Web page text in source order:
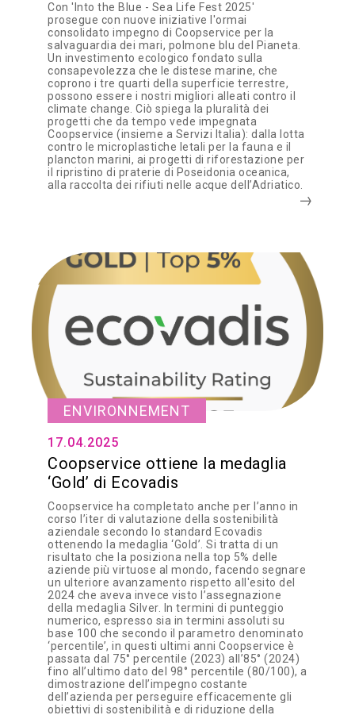
Con 'Into the Blue - Sea Life Fest 2025'
prosegue con nuove iniziative l'ormai
consolidato impegno di Coopservice per la
salvaguardia dei mari, polmone blu del Pianeta.
Un investimento ecologico fondato sulla
consapevolezza che le distese marine, che
coprono i tre quarti della superficie terrestre,
possono essere i nostri migliori alleati contro il
climate change. Ciò spiega la pluralità dei
progetti che da tempo vede impegnata
Coopservice (insieme a Servizi Italia): dalla lotta
contro le microplastiche letali per la fauna e il
plancton marini, ai progetti di riforestazione per
il ripristino di praterie di Poseidonia oceanica,
alla raccolta dei rifiuti nelle acque dell’Adriatico.
ENVIRONNEMENT
17.04.2025
Coopservice ottiene la medaglia
‘Gold’ di Ecovadis
Coopservice ha completato anche per l’anno in
corso l’iter di valutazione della sostenibilità
aziendale secondo lo standard Ecovadis
ottenendo la medaglia ‘Gold’. Si tratta di un
risultato che la posiziona nella top 5% delle
aziende più virtuose al mondo, facendo segnare
un ulteriore avanzamento rispetto all'esito del
2024 che aveva invece visto l’assegnazione
della medaglia Silver. In termini di punteggio
numerico, espresso sia in termini assoluti su
base 100 che secondo il parametro denominato
‘percentile’, in questi ultimi anni Coopservice è
passata dal 75° percentile (2023) all’85° (2024)
fino all’ultimo dato del 98° percentile (80/100), a
dimostrazione dell’impegno costante
dell’azienda per perseguire efficacemente gli
obiettivi di sostenibilità e di riduzione della